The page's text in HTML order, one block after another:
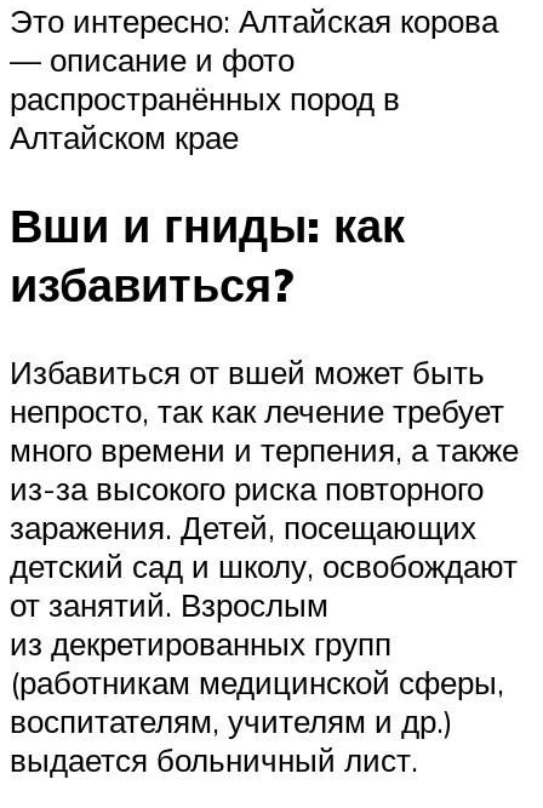
Это интересно: Алтайская корова
— описание и фото
распространённых пород в
Алтайском крае
Вши и гниды: как
избавиться?
Избавиться от вшей может быть
непросто, так как лечение требует
много времени и терпения, а также
из-за высокого риска повторного
заражения. Детей, посещающих
детский сад и школу, освобождают
от занятий. Взрослым
из декретированных групп
(работникам медицинской сферы,
воспитателям, учителям и др.)
выдается больничный лист.